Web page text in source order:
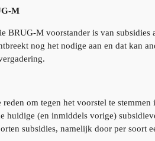
M
BRUG-M voorstander is van
nog het nodige aan en dat kan
om tegen het voorstel te
huidige (en inmiddels vorige)
subsidies, namelijk door per soort